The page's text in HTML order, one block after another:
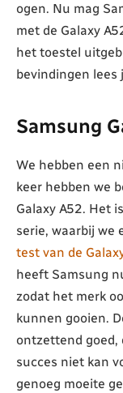
ogen. Nu mag
met de Galaxy
het toestel
bevindingen lees
Samsung
We hebben een
keer hebben we
Galaxy A52. Het
serie, waarbij we
test van de
heeft Samsung
zodat het merk
kunnen gooien.
ontzettend goed,
succes niet kan
genoeg moeite